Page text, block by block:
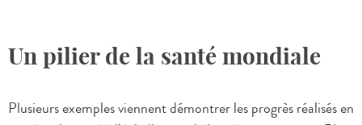
Un pilier de la santé mondiale
Plusieurs exemples viennent démontrer les progrès réalisés en